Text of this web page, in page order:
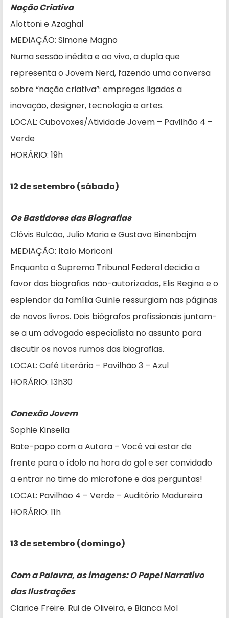
Nação Criativa
Alottoni e Azaghal
MEDIAÇÃO: Simone Magno
Numa sessão inédita e ao vivo, a dupla que
representa o Jovem Nerd, fazendo uma conversa
sobre “nação criativa”: empregos ligados a
inovação, designer, tecnologia e artes.
LOCAL: Cubovoxes/Atividade Jovem – Pavilhão 4 –
Verde
HORÁRIO: 19h
12 de setembro (sábado)
Os Bastidores das Biografias
Clóvis Bulcão, Julio Maria e Gustavo Binenbojm
MEDIAÇÃO: Italo Moriconi
Enquanto o Supremo Tribunal Federal decidia a
favor das biografias não-autorizadas, Elis Regina e o
esplendor da família Guinle ressurgiam nas páginas
de novos livros. Dois biógrafos profissionais juntam-
se a um advogado especialista no assunto para
discutir os novos rumos das biografias.
LOCAL: Café Literário – Pavilhão 3 – Azul
HORÁRIO: 13h30
Conexão Jovem
Sophie Kinsella
Bate-papo com a Autora – Você vai estar de
frente para o ídolo na hora do gol e ser convidado
a entrar no time do microfone e das perguntas!
LOCAL: Pavilhão 4 – Verde – Auditório Madureira
HORÁRIO: 11h
13 de setembro (domingo)
Com a Palavra, as imagens: O Papel Narrativo
das Ilustrações
Clarice Freire. Rui de Oliveira, e Bianca Mol